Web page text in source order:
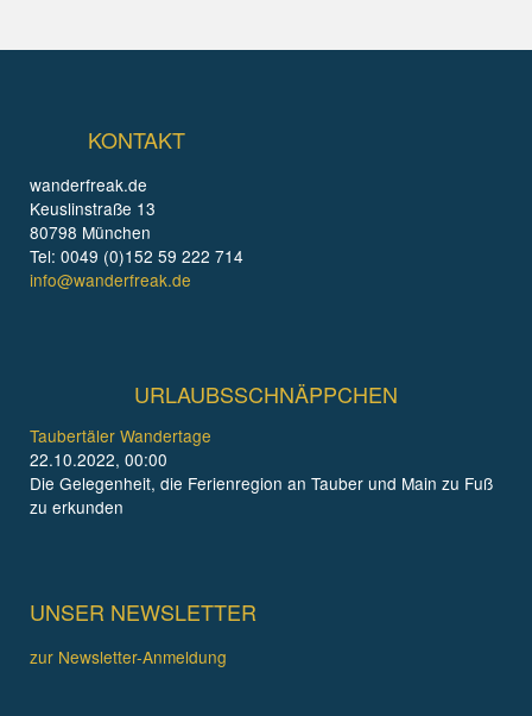
KONTAKT
wanderfreak.de
Keuslinstraße 13
80798 München
Tel: 0049 (0)152 59 222 714
info@wanderfreak.de
URLAUBSSCHNÄPPCHEN
Taubertäler Wandertage
22.10.2022, 00:00
Die Gelegenheit, die Ferienregion an Tauber und Main zu Fuß
zu erkunden
UNSER NEWSLETTER
zur Newsletter-Anmeldung